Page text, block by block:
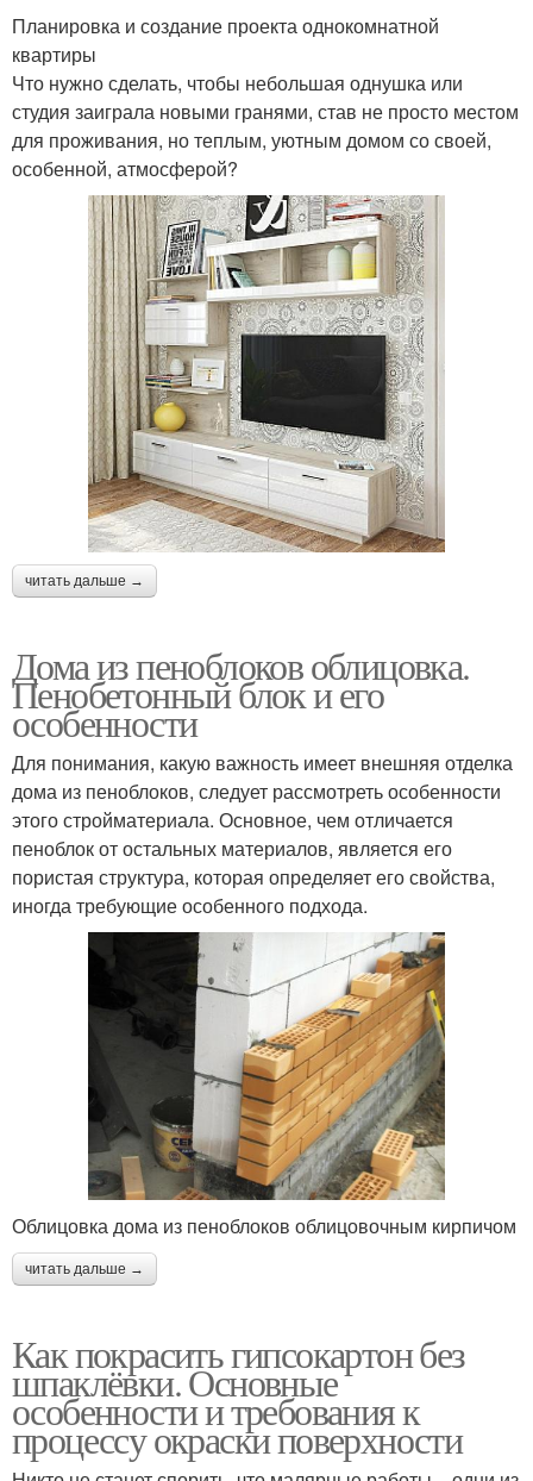
Планировка и создание проекта однокомнатной
квартиры
Что нужно сделать, чтобы небольшая однушка или
студия заиграла новыми гранями, став не просто местом
для проживания, но теплым, уютным домом со своей,
особенной, атмосферой?
читать дальше →
Дома из пеноблоков облицовка.
Пенобетонный блок и его
особенности
Для понимания, какую важность имеет внешняя отделка
дома из пеноблоков, следует рассмотреть особенности
этого стройматериала. Основное, чем отличается
пеноблок от остальных материалов, является его
пористая структура, которая определяет его свойства,
иногда требующие особенного подхода.
Облицовка дома из пеноблоков облицовочным кирпичом
читать дальше →
Как покрасить гипсокартон без
шпаклёвки. Основные
особенности и требования к
процессу окраски поверхности